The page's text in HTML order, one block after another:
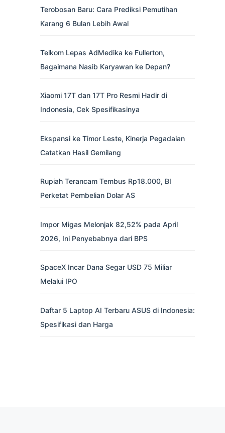
Terobosan Baru: Cara Prediksi Pemutihan
Karang 6 Bulan Lebih Awal
Telkom Lepas AdMedika ke Fullerton,
Bagaimana Nasib Karyawan ke Depan?
Xiaomi 17T dan 17T Pro Resmi Hadir di
Indonesia, Cek Spesifikasinya
Ekspansi ke Timor Leste, Kinerja Pegadaian
Catatkan Hasil Gemilang
Rupiah Terancam Tembus Rp18.000, BI
Perketat Pembelian Dolar AS
Impor Migas Melonjak 82,52% pada April
2026, Ini Penyebabnya dari BPS
SpaceX Incar Dana Segar USD 75 Miliar
Melalui IPO
Daftar 5 Laptop AI Terbaru ASUS di Indonesia:
Spesifikasi dan Harga